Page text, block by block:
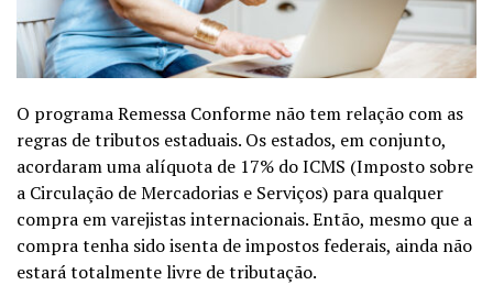
O programa Remessa Conforme não tem relação com as
regras de tributos estaduais. Os estados, em conjunto,
acordaram uma alíquota de 17% do ICMS (Imposto sobre
a Circulação de Mercadorias e Serviços) para qualquer
compra em varejistas internacionais. Então, mesmo que a
compra tenha sido isenta de impostos federais, ainda não
estará totalmente livre de tributação.